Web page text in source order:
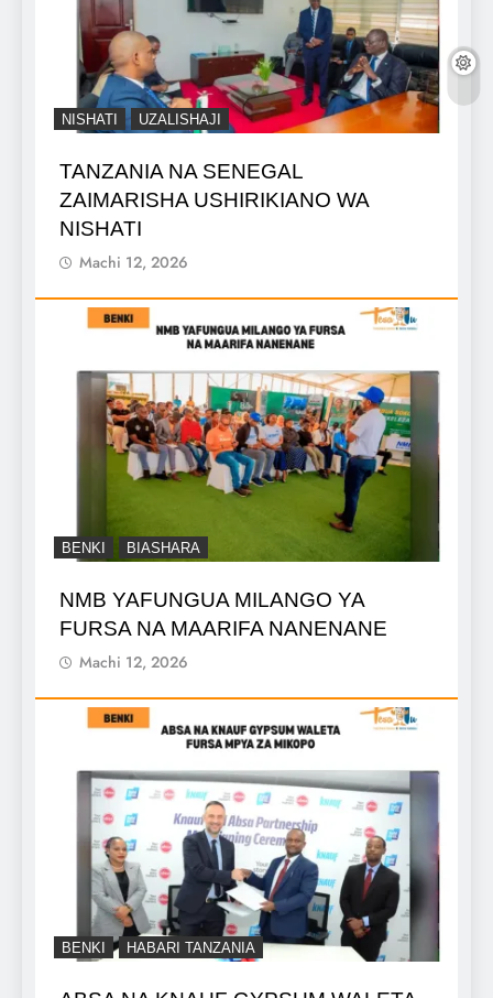
NISHATI UZALISHAJI
TANZANIA NA SENEGAL
ZAIMARISHA USHIRIKIANO WA
NISHATI
Machi 12, 2026
BENKI BIASHARA
NMB YAFUNGUA MILANGO YA
FURSA NA MAARIFA NANENANE
Machi 12, 2026
BENKI HABARI TANZANIA